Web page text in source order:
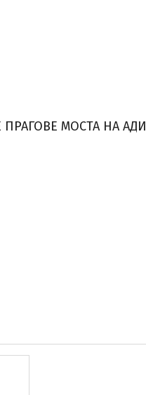
МОСТА НА АДИ